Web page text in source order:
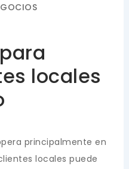
locales
principalmente en
locales puede